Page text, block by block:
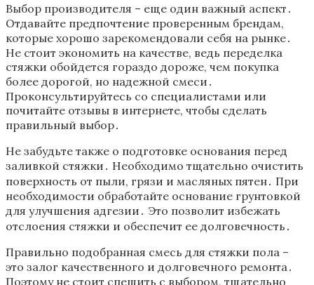
Выбор производителя – еще один важный аспект․
Отдавайте предпочтение проверенным брендам,
которые хорошо зарекомендовали себя на рынке․
Не стоит экономить на качестве, ведь переделка
стяжки обойдется гораздо дороже, чем покупка
более дорогой, но надежной смеси․
Проконсультируйтесь со специалистами или
почитайте отзывы в интернете, чтобы сделать
правильный выбор․
Не забудьте также о подготовке основания перед
заливкой стяжки․ Необходимо тщательно очистить
поверхность от пыли, грязи и масляных пятен․ При
необходимости обработайте основание грунтовкой
для улучшения адгезии․ Это позволит избежать
отслоения стяжки и обеспечит ее долговечность․
Правильно подобранная смесь для стяжки пола –
это залог качественного и долговечного ремонта․
Поэтому не стоит спешить с выбором, тщательно